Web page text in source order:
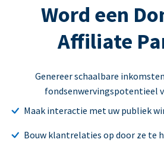
Word een
Affiliate
Genereer schaalbare
fondsenwervingspotentieel
Maak interactie met uw publiek
Bouw klantrelaties op door ze te